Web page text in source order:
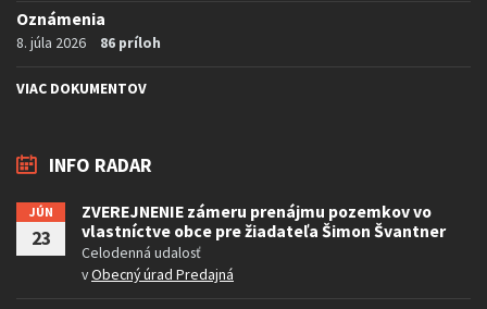
Oznámenia
8. júla 2026 86 príloh
VIAC DOKUMENTOV
INFO RADAR
JÚN
23
ZVEREJNENIE zámeru prenájmu pozemkov vo
vlastníctve obce pre žiadateľa Šimon Švantner
Celodenná udalosť
vObecný úrad Predajná